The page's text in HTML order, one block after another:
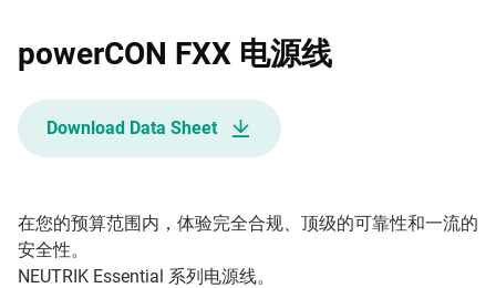
powerCON FXX 电源线
Download Data Sheet
在您的预算范围内，体验完全合规、顶级的可靠性和一流的
安全性。
NEUTRIK Essential 系列电源线。